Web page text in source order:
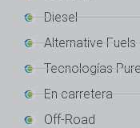
Diesel
Alternative Fuels
Tecnologías
En carretera
Off-Road